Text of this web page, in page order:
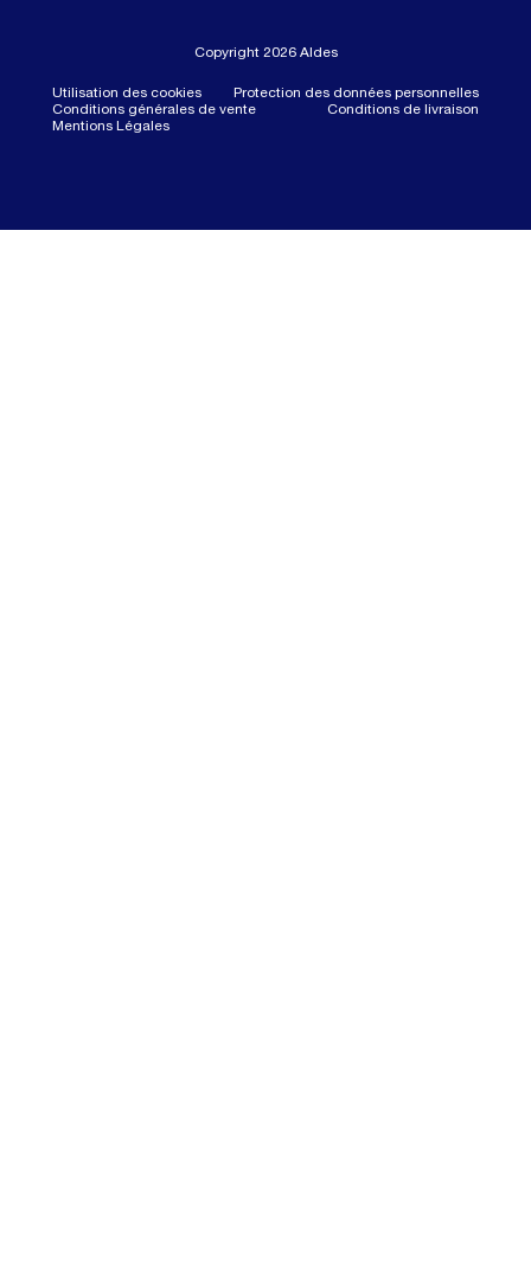
Copyright 2026 Aldes
Utilisation des cookies
Protection des données personnelles
Conditions générales de vente
Conditions de livraison
Mentions Légales